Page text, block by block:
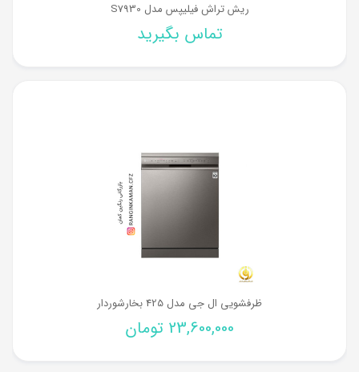
ریش تراش فیلیپس مدل S7930
تماس بگیرید
ظرفشویی ال جی مدل 425 بخارشوردار
23,600,000 تومان